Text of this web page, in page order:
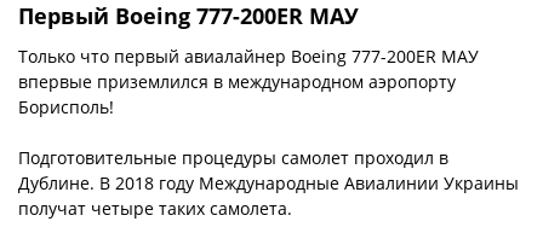
Первый Boeing 777-200ER МАУ
Только что первый авиалайнер Boeing 777-200ER МАУ
впервые приземлился в международном аэропорту
Борисполь!
Подготовительные процедуры самолет проходил в
Дублине. В 2018 году Международные Авиалинии Украины
получат четыре таких самолета.